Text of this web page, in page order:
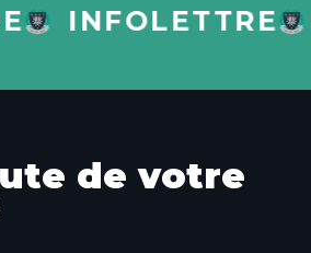
INFOLETTRE
de votre